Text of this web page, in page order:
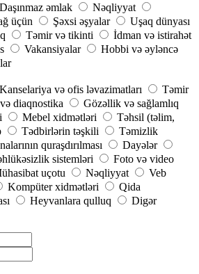
Daşınmaz əmlak
Nəqliyyat
üçün Şəxsi əşyalar
Uşaq dünyası
Təmir və tikinti
İdman və istirahət
Vakansiyalar
Hobbi və əyləncə
Kanselariya və ofis ləvazimatları
Təmir
diaqnostika
Gözəllik və sağlamlıq
Mebel xidmətləri
Təhsil (təlim,
Tədbirlərin təşkili
Təmizlik
quraşdırılması
Dayələr
sistemləri
Foto və video
uçotu Nəqliyyat
Veb
Kompüter xidmətləri
Qida
Heyvanlara qulluq
Digər